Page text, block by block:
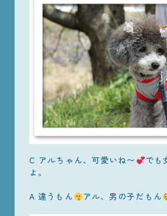
C アルちゃん、可愛いね〜
でも
よ。
A 違うもん アル、男の子だもん